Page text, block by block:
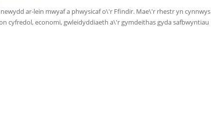
ar-lein mwyaf a phwysicaf o\'r Ffindir. Mae\'r rhestr yn cynnwys
cyfredol, economi, gwleidyddiaeth a\'r gymdeithas gyda safbwyntiau